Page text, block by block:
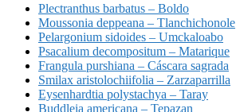
Plectranthus barbatus – Boldo
Moussonia deppeana – Tlanchichonole
Pelargonium sidoides – Umckaloabo
Psacalium decompositum – Matarique
Frangula purshiana – Cáscara sagrada
Smilax aristolochiifolia – Zarzaparrilla
Eysenhardtia polystachya – Taray
Buddleia americana – Tepazan